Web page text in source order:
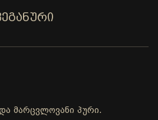
მარცვლოვანი პური.